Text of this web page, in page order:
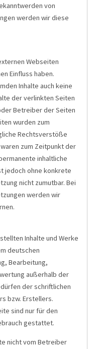
von
werden wir diese
Webseiten
Einfluss haben.
Inhalte auch keine
der verlinkten Seiten
Betreiber der Seiten
wurden zum
Rechtsverstöße
zum Zeitpunkt der
inhaltliche
jedoch ohne konkrete
nicht zumutbar. Bei
werden wir
Inhalte und Werke
deutschen
Bearbeitung,
außerhalb der
der schriftlichen
bzw. Erstellers.
sind nur für den
gestattet.
nicht vom Betreiber